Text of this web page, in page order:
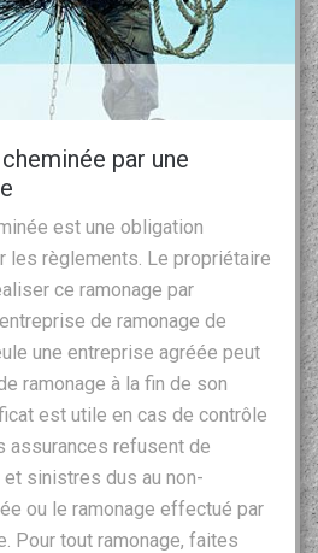
par une
est une obligation
les règlements. Le propriétaire
ce ramonage par
de ramonage de
une entreprise agréée peut
ramonage à la fin de son
est utile en cas de contrôle
assurances refusent de
sinistres dus au non-
ou le ramonage effectué par
Pour tout ramonage, faites